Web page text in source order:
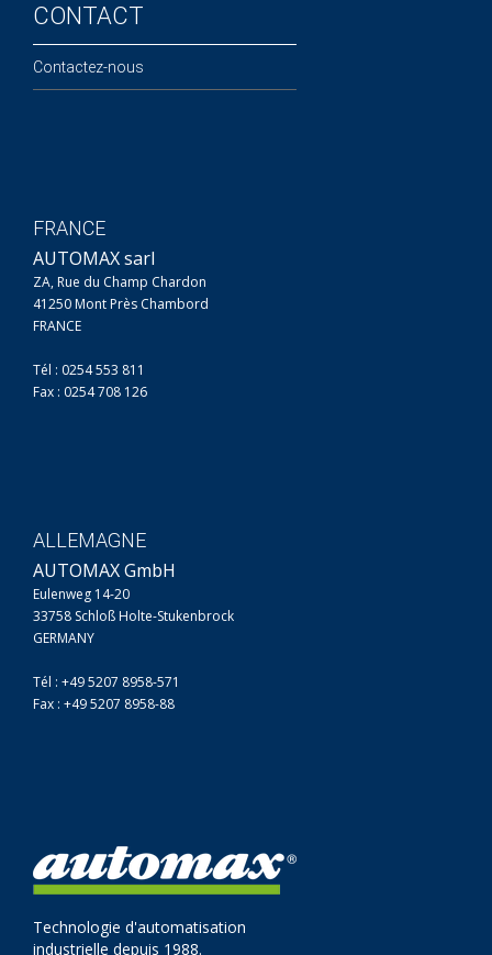
CONTACT
Contactez-nous
FRANCE
AUTOMAX sarl
ZA, Rue du Champ Chardon
41250 Mont Près Chambord
FRANCE
Tél : 0254 553 811
Fax : 0254 708 126
ALLEMAGNE
AUTOMAX GmbH
Eulenweg 14-20
33758 Schloß Holte-Stukenbrock
GERMANY
Tél : +49 5207 8958-571
Fax : +49 5207 8958-88
Technologie d'automatisation
industrielle depuis 1988.